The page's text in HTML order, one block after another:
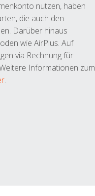
nutzen, haben
die auch den
Darüber hinaus
wie AirPlus. Auf
via Rechnung für
Informationen zum
.